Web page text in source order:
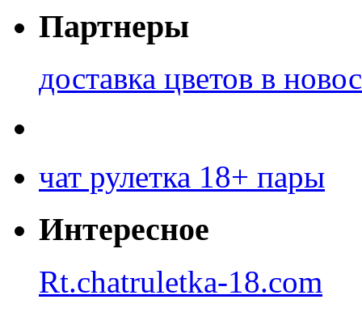
Партнеры
доставка цветов в
чат рулетка 18+ пары
Интересное
Rt.chatruletka-18.com